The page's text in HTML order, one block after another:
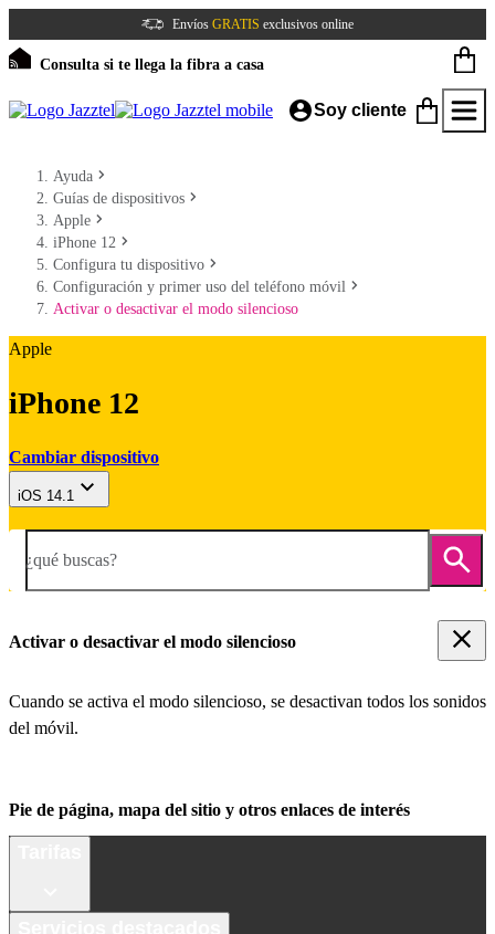
Envíos GRATIS exclusivos online
Consulta si te llega la fibra a casa
Soy cliente
Ayuda
Guías de dispositivos
Apple
iPhone 12
Configura tu dispositivo
Configuración y primer uso del teléfono móvil
Activar o desactivar el modo silencioso
Apple
iPhone 12
Cambiar dispositivo
iOS 14.1
¿qué buscas?
Activar o desactivar el modo silencioso
Cuando se activa el modo silencioso, se desactivan todos los sonidos
del móvil.
Pie de página, mapa del sitio y otros enlaces de interés